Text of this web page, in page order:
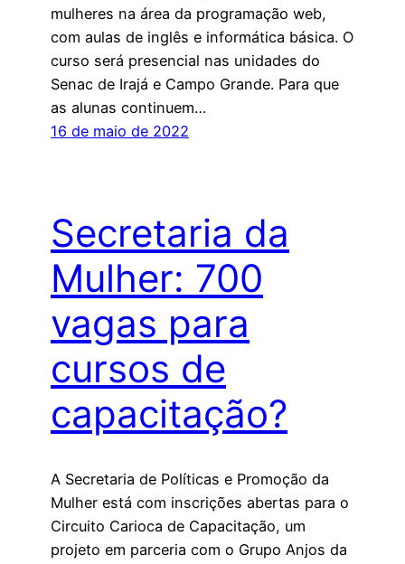
mulheres na área da programação web,
com aulas de inglês e informática básica. O
curso será presencial nas unidades do
Senac de Irajá e Campo Grande. Para que
as alunas continuem…
16 de maio de 2022
Secretaria da
Mulher: 700
vagas para
cursos de
capacitação?
A Secretaria de Políticas e Promoção da
Mulher está com inscrições abertas para o
Circuito Carioca de Capacitação, um
projeto em parceria com o Grupo Anjos da